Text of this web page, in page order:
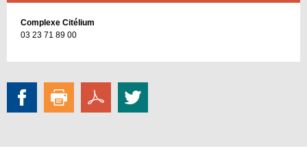
Complexe Citélium
03 23 71 89 00